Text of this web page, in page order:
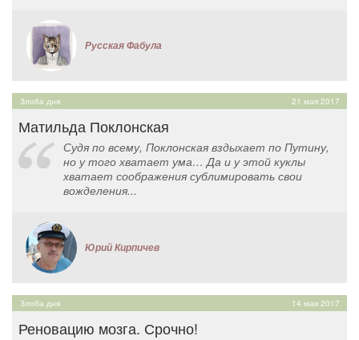
Русская Фабула
Злоба дня 21 мая 2017
Матильда Поклонская
Судя по всему, Поклонская вздыхает по Путину,
но у того хватает ума… Да и у этой куклы
хватает соображения сублимировать свои
вожделения...
Юрий Кирпичев
Злоба дня 14 мая 2017
Реновацию мозга. Срочно!